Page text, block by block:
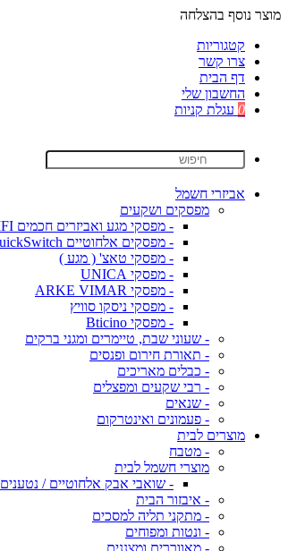
מוצר נוסף בהצלחה
קטגוריות
צרו קשר
דף הבית
החשבון שלי
0 עגלת קניות
אביזרי חשמל
מפסקים ושקעים
- מפסקי מגע ואביזרים חכמים WIFI
- מפסקים אלחוטיים QuickSwitch
- מפסקי טאצ' ( מגע )
- מפסקי UNICA
- מפסקי ARKE VIMAR
- מפסקי ניסקו סוויץ
- מפסקי Bticino
- שעוני שבת, טיימרים ומגני ברקים
- תאורת חירום ופנסים
- כבלים מאריכים
- רבי שקעים ומפצלים
- שנאים
- פעמונים ואינטרקום
מוצרים לבית
- מטבח
מוצרי חשמל לבית
- שואבי אבק אלחוטיים / נטענים
- איבזור הבית
- מתקני תליה למסכים
- ונטות ומפוחים
- מאווררים ומצננים